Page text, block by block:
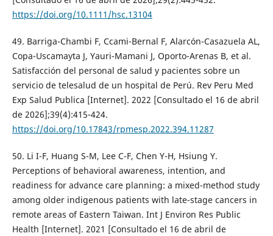
https://doi.org/10.1111/hsc.13104
49. Barriga-Chambi F, Ccami-Bernal F, Alarcón-Casazuela AL,
Copa-Uscamayta J, Yauri-Mamani J, Oporto-Arenas B, et al.
Satisfacción del personal de salud y pacientes sobre un
servicio de telesalud de un hospital de Perú. Rev Peru Med
Exp Salud Publica [Internet]. 2022 [Consultado el 16 de abril
de 2026];39(4):415-424.
https://doi.org/10.17843/rpmesp.2022.394.11287
50. Li I-F, Huang S-M, Lee C-F, Chen Y-H, Hsiung Y.
Perceptions of behavioral awareness, intention, and
readiness for advance care planning: a mixed-method study
among older indigenous patients with late-stage cancers in
remote areas of Eastern Taiwan. Int J Environ Res Public
Health [Internet]. 2021 [Consultado el 16 de abril de